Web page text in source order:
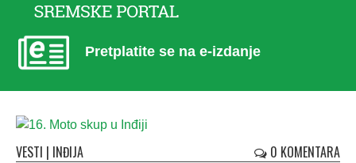
Pretplatite se na e-izdanje
VESTI | INĐIJA 0 KOMENTARA